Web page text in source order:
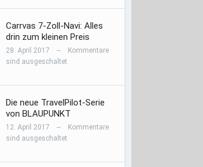
Carrvas 7-Zoll-Navi: Alles
drin zum kleinen Preis
28. April 2017 —
Kommentare
sind ausgeschaltet
Die neue TravelPilot-Serie
von BLAUPUNKT
12. April 2017 —
Kommentare
sind ausgeschaltet